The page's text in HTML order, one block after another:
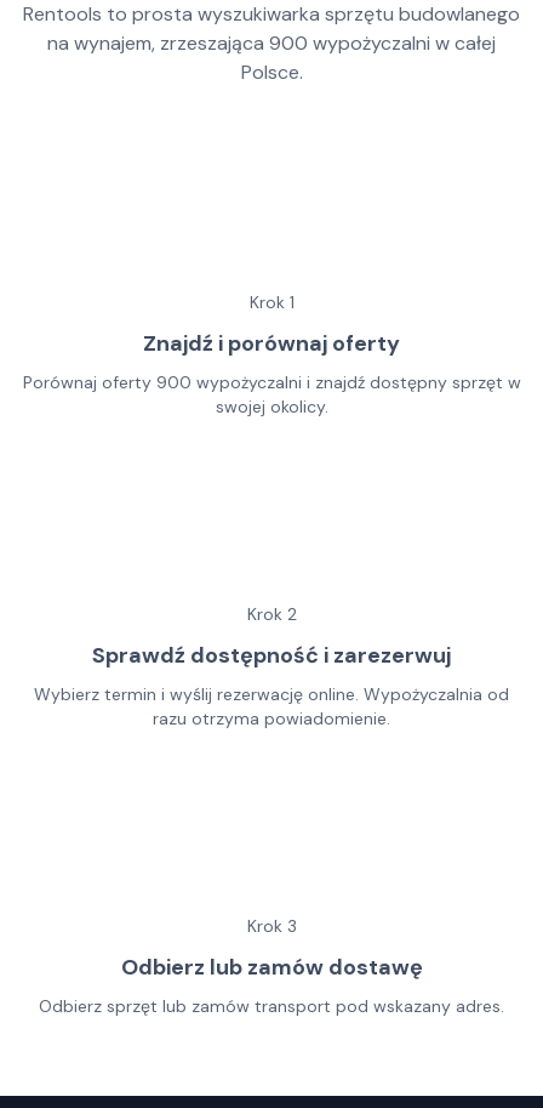
Rentools to prosta wyszukiwarka sprzętu budowlanego
na wynajem, zrzeszająca 900 wypożyczalni w całej
Polsce.
Krok 1
Znajdź i porównaj oferty
Porównaj oferty 900 wypożyczalni i znajdź dostępny sprzęt w
swojej okolicy.
Krok 2
Sprawdź dostępność i zarezerwuj
Wybierz termin i wyślij rezerwację online. Wypożyczalnia od
razu otrzyma powiadomienie.
Krok 3
Odbierz lub zamów dostawę
Odbierz sprzęt lub zamów transport pod wskazany adres.